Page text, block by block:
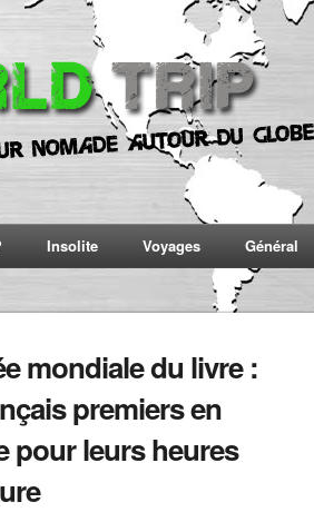
Insolite Voyages Général
mondiale du livre :
premiers en
pour leurs heures